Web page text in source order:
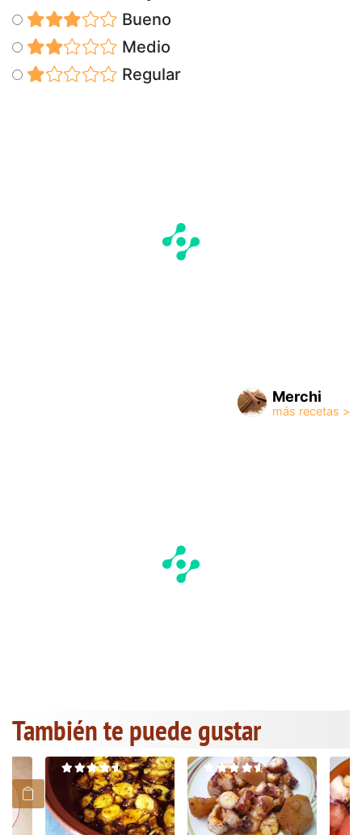
Bueno
Medio
Regular
Merchi
También te puede gustar